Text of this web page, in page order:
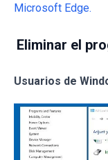
Microsoft Edge.
Eliminar el
Usuarios de